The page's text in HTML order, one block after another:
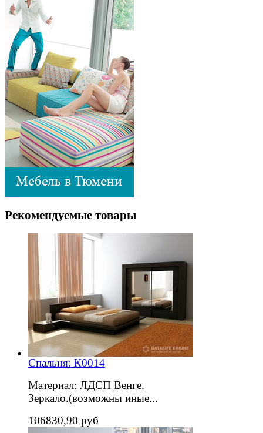
Рекомендуемые товары
Спальня: К0014
Материал: ЛДСП Венге.
Зеркало.(возможны иные...
106830,90 руб